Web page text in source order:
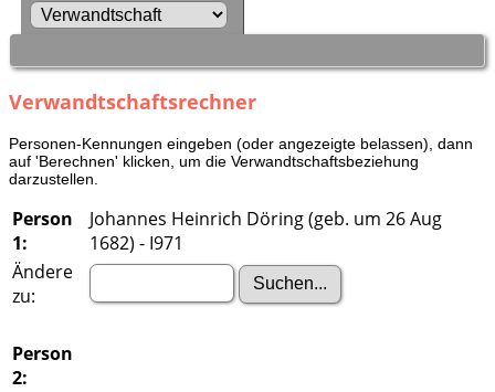
Verwandtschaftsrechner
Personen-Kennungen eingeben (oder angezeigte belassen), dann
auf 'Berechnen' klicken, um die Verwandtschaftsbeziehung
darzustellen.
Person
1:
Johannes Heinrich Döring (geb. um 26 Aug
1682) - I971
Ändere
zu:
Person
2: